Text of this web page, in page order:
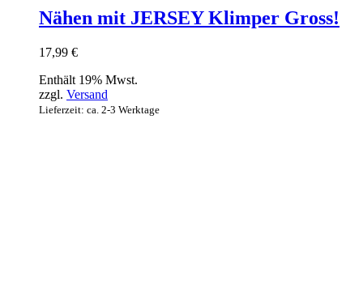
Nähen mit JERSEY Klimper Gross!
17,99 €
Enthält 19% Mwst.
zzgl. Versand
Lieferzeit: ca. 2-3 Werktage